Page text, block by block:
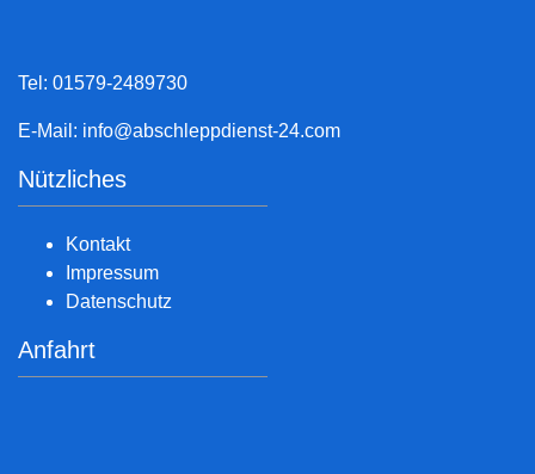
Tel: 01579-2489730
E-Mail: info@abschleppdienst-24.com
Nützliches
Kontakt
Impressum
Datenschutz
Anfahrt